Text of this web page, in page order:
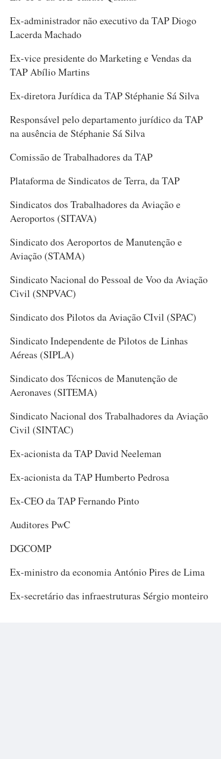
Ex-administrador não executivo da TAP Diogo
Lacerda Machado
Ex-vice presidente do Marketing e Vendas da
TAP Abílio Martins
Ex-diretora Jurídica da TAP Stéphanie Sá Silva
Responsável pelo departamento jurídico da TAP
na ausência de Stéphanie Sá Silva
Comissão de Trabalhadores da TAP
Plataforma de Sindicatos de Terra, da TAP
Sindicatos dos Trabalhadores da Aviação e
Aeroportos (SITAVA)
Sindicato dos Aeroportos de Manutenção e
Aviação (STAMA)
Sindicato Nacional do Pessoal de Voo da Aviação
Civil (SNPVAC)
Sindicato dos Pilotos da Aviação CIvil (SPAC)
Sindicato Independente de Pilotos de Linhas
Aéreas (SIPLA)
Sindicato dos Técnicos de Manutenção de
Aeronaves (SITEMA)
Sindicato Nacional dos Trabalhadores da Aviação
Civil (SINTAC)
Ex-acionista da TAP David Neeleman
Ex-acionista da TAP Humberto Pedrosa
Ex-CEO da TAP Fernando Pinto
Auditores PwC
DGCOMP
Ex-ministro da economia António Pires de Lima
Ex-secretário das infraestruturas Sérgio monteiro